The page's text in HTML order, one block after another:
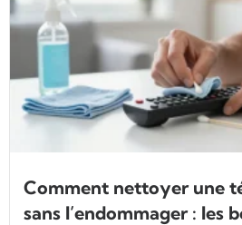
Comment nettoyer une
sans l’endommager : les